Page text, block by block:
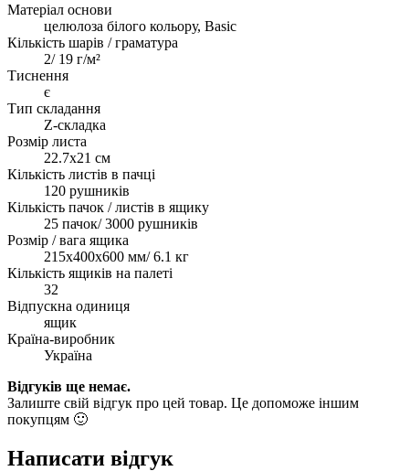
Матеріал основи
целюлоза білого кольору, Basic
Кількість шарів / граматура
2/ 19 г/м²
Тиснення
є
Тип складання
Z-складка
Розмір листа
22.7x21 см
Кількість листів в пачці
120 рушників
Кількість пачок / листів в ящику
25 пачок/ 3000 рушників
Розмір / вага ящика
215х400х600 мм/ 6.1 кг
Кількість ящиків на палеті
32
Відпускна одиниця
ящик
Країна-виробник
Україна
Відгуків ще немає.
Залиште свій відгук про цей товар. Це допоможе іншим
покупцям 🙂
Написати відгук